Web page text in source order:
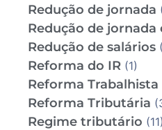
Redução de jornada
Redução de jornada
Redução de salários
Reforma do IR (1)
Reforma Trabalhista
Reforma Tributária
Regime tributário (11)